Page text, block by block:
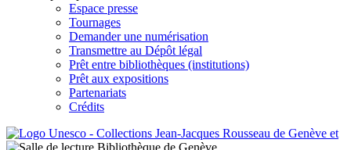
Espace presse
Tournages
Demander une numérisation
Transmettre au Dépôt légal
Prêt entre bibliothèques (institutions)
Prêt aux expositions
Partenariats
Crédits